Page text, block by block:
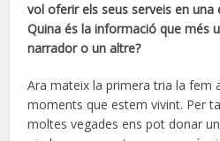
vol oferir els seus serveis en
Quina és la informació que més
narrador o un altre?
Ara mateix la primera tria la fem
moments que estem vivint. Per
moltes vegades ens pot donar